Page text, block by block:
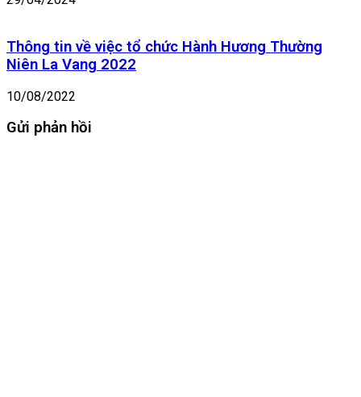
Thông tin về việc tổ chức Hành Hương Thường
Niên La Vang 2022
10/08/2022
Gửi phản hồi